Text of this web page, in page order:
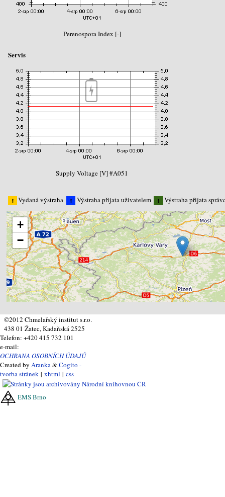
Perenospora Index [-]
Servis
Supply Voltage [V] #A051
Vydaná výstraha Výstraha přijata uživatelem Výstraha přijata
+
−
©2012 Chmelařský institut s.r.o.
438 01 Žatec, Kadaňská 2525
Telefon: +420 415 732 101
e-mail:
OCHRANA OSOBNÍCH ÚDAJŮ
Created by Aranka&Cogito -
tvorba stránek | xhtml | css
EMS Brno